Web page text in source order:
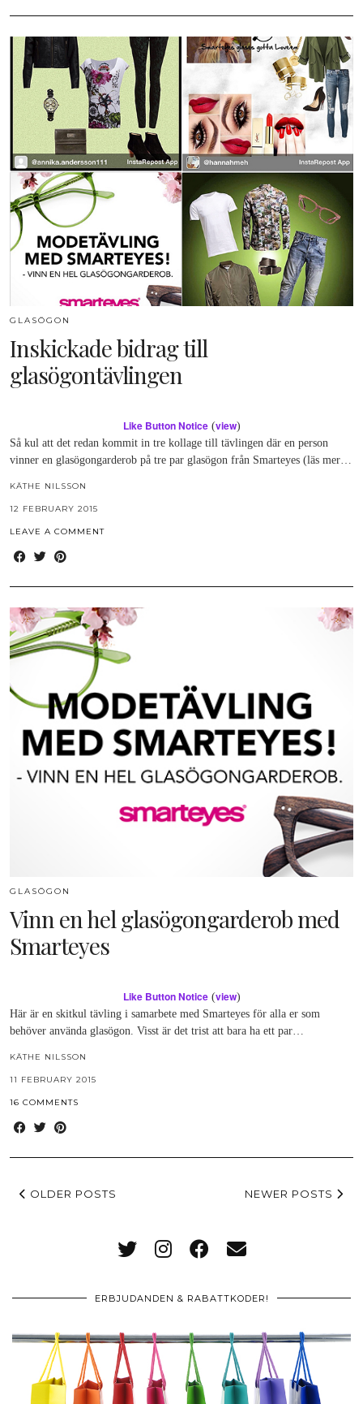
GLASÖGON
Inskickade bidrag till
glasögontävlingen
Like Button Notice(view)
Så kul att det redan kommit in tre kollage till tävlingen där en person
vinner en glasögongarderob på tre par glasögon från Smarteyes (läs mer…
KÄTHE NILSSON
12 FEBRUARY 2015
LEAVE A COMMENT
GLASÖGON
Vinn en hel glasögongarderob med
Smarteyes
Like Button Notice(view)
Här är en skitkul tävling i samarbete med Smarteyes för alla er som
behöver använda glasögon. Visst är det trist att bara ha ett par…
KÄTHE NILSSON
11 FEBRUARY 2015
16 COMMENTS
OLDER POSTS NEWER POSTS
ERBJUDANDEN & RABATTKODER!